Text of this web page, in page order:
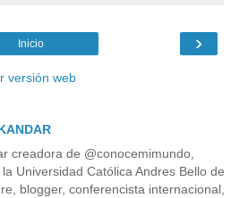
›
Inicio
versión web
creadora de @conocemimundo,
Universidad Católica Andres Bello de
blogger, conferencista internacional,